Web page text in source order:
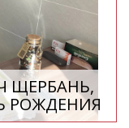
ЩЕРБАНЬ,
РОЖДЕНИЯ